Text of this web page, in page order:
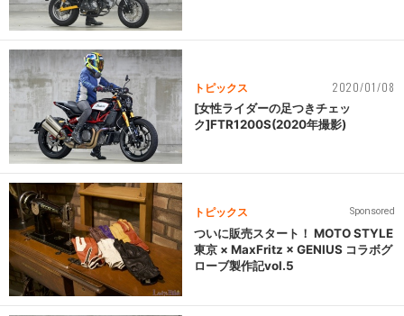
トピックス 2020/01/08
[女性ライダーの足つきチェッ
ク]FTR1200S(2020年撮影)
トピックス Sponsored
ついに販売スタート！ MOTO STYLE
東京 × MaxFritz × GENIUS コラボグ
ローブ製作記vol.5